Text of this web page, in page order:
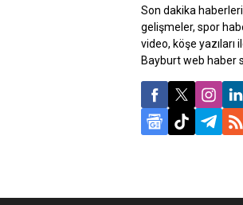
Son dakika
gelişmeler, spor
video, köşe yazıları
Bayburt web haber